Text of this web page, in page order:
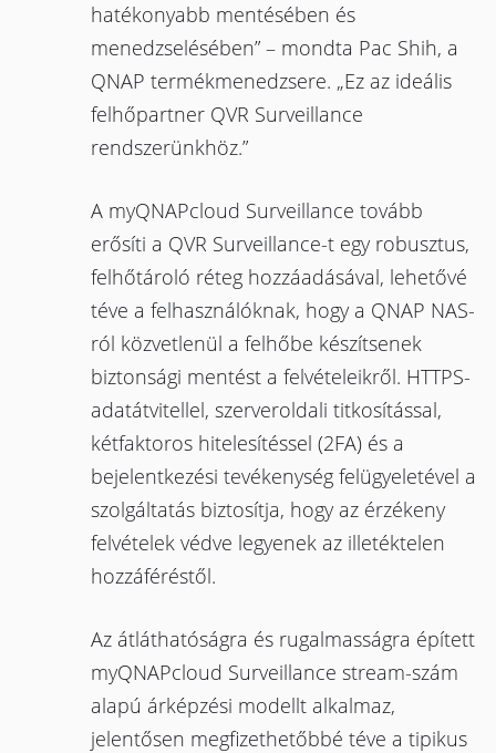
hatékonyabb mentésében és
menedzselésében” – mondta Pac Shih, a
QNAP termékmenedzsere. „Ez az ideális
felhőpartner QVR Surveillance
rendszerünkhöz.”
A myQNAPcloud Surveillance tovább
erősíti a QVR Surveillance-t egy robusztus,
felhőtároló réteg hozzáadásával, lehetővé
téve a felhasználóknak, hogy a QNAP NAS-
ról közvetlenül a felhőbe készítsenek
biztonsági mentést a felvételeikről. HTTPS-
adatátvitellel, szerveroldali titkosítással,
kétfaktoros hitelesítéssel (2FA) és a
bejelentkezési tevékenység felügyeletével a
szolgáltatás biztosítja, hogy az érzékeny
felvételek védve legyenek az illetéktelen
hozzáféréstől.
Az átláthatóságra és rugalmasságra épített
myQNAPcloud Surveillance stream-szám
alapú árképzési modellt alkalmaz,
jelentősen megfizethetőbbé téve a tipikus